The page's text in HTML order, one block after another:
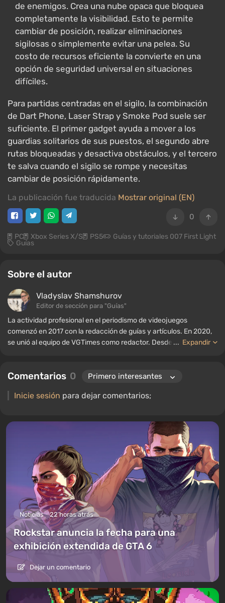
de enemigos. Crea una nube opaca que bloquea
completamente la visibilidad. Esto te permite
cambiar de posición, realizar eliminaciones
sigilosas o simplemente evitar una pelea. Su
costo de recursos eficiente la convierte en una
opción de seguridad universal en situaciones
difíciles.
Para partidas centradas en el sigilo, la combinación
de Dart Phone, Laser Strap y Smoke Pod suele ser
suficiente. El primer gadget ayuda a mover a los
guardias solitarios de sus puestos, el segundo abre
rutas bloqueadas y desactiva obstáculos, y el tercero
te salva cuando el sigilo se rompe y necesitas
cambiar de posición rápidamente.
La publicación fue traducida Mostrar original (EN)
0
PC Xbox Series X/S PS5 Guías y tutoriales 007 First Light
Guías
Sobre el autor
Vladyslav Shamshurov
Editor de sección para "Guías"
La actividad profesional en el periodismo de videojuegos
comenzó en 2017 con la redacción de guías y artículos. En 2020,
se unió al equipo de VGTimes como redactor. Desde 2022, ha
... Expandir
Comentarios 0
Inicie sesión para dejar comentarios;
Noticias 22 horas atrás
Rockstar anuncia la fecha para una
exhibición extendida de GTA 6
Dejar un comentario